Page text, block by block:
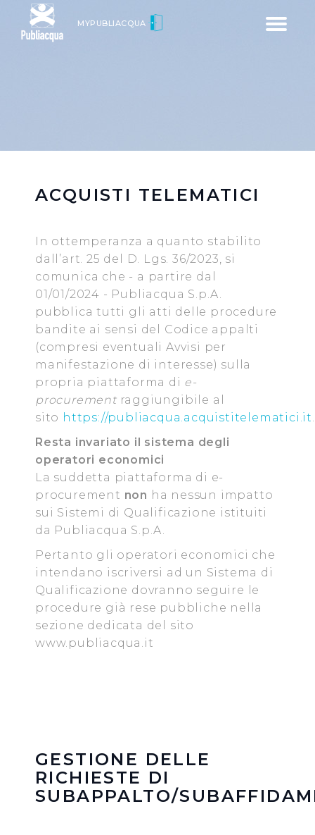
Toggle
MYPUBLIACQUA
ACQUISTI TELEMATICI
In ottemperanza a quanto stabilito
dall’art. 25 del D. Lgs. 36/2023, si
comunica che - a partire dal
01/01/2024 - Publiacqua S.p.A.
pubblica tutti gli atti delle procedure
bandite ai sensi del Codice appalti
(compresi eventuali Avvisi per
manifestazione di interesse) sulla
propria piattaforma di e-
procurement raggiungibile al
sito https://publiacqua.acquistitelematici.it.
Resta invariato il sistema degli
operatori economici
La suddetta piattaforma di e-
procurement non ha nessun impatto
sui Sistemi di Qualificazione istituiti
da Publiacqua S.p.A.
Pertanto gli operatori economici che
intendano iscriversi ad un Sistema di
Qualificazione dovranno seguire le
procedure già rese pubbliche nella
sezione dedicata del sito
www.publiacqua.it
GESTIONE DELLE
RICHIESTE DI
SUBAPPALTO/